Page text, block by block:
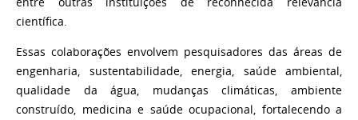
científica.
Essas colaborações envolvem pesquisadores das áreas de
engenharia, sustentabilidade, energia, saúde ambiental,
qualidade da água, mudanças climáticas, ambiente
construído, medicina e saúde ocupacional, fortalecendo a